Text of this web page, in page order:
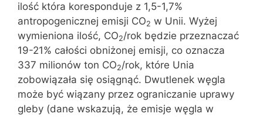
ilość która koresponduje z 1,5-1,7%
antropogenicznej emisji CO2 w Unii. Wyżej
wymieniona ilość, CO2/rok będzie przeznaczać
19-21% całości obniżonej emisji, co oznacza
337 milionów ton CO2/rok, które Unia
zobowiązała się osiągnąć. Dwutlenek węgla
może być wiązany przez ograniczanie uprawy
gleby (dane wskazują, że emisje węgla w